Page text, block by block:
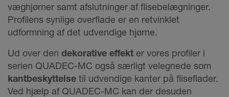
væghjørner samt afslutninger af flisebelægninger.
Profilens synlige overflade er en retvinklet
udformning af det udvendige hjørne.
Ud over den dekorative effekt er vores profiler i
serien QUADEC-MC også særligt velegnede som
kantbeskyttelse til udvendige kanter på fliseflader.
Ved hjælp af QUADEC-MC kan der desuden